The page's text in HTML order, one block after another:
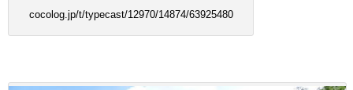
cocolog.jp/t/typecast/12970/14874/63925480